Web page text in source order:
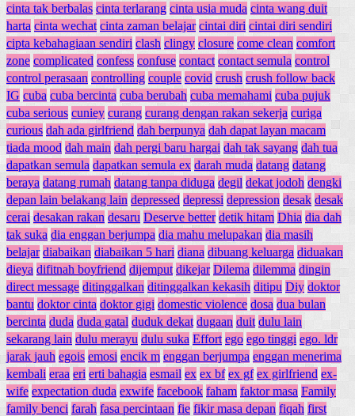
cinta tak berbalas cinta terlarang cinta usia muda cinta wang duit
harta cinta wechat cinta zaman belajar cintai diri cintai diri sendiri
cipta kebahagiaan sendiri clash clingy closure come clean comfort
zone complicated confess confuse contact contact semula control
control perasaan controlling couple covid crush crush follow back
IG cuba cuba bercinta cuba berubah cuba memahami cuba pujuk
cuba serious cuniey curang curang dengan rakan sekerja curiga
curious dah ada girlfriend dah berpunya dah dapat layan macam
tiada mood dah main dah pergi baru hargai dah tak sayang dah tua
dapatkan semula dapatkan semula ex darah muda datang datang
beraya datang rumah datang tanpa diduga degil dekat jodoh dengki
depan lain belakang lain depressed depressi depression desak desak
cerai desakan rakan desaru Deserve better detik hitam Dhia dia dah
tak suka dia enggan berjumpa dia mahu melupakan dia masih
belajar diabaikan diabaikan 5 hari diana dibuang keluarga diduakan
dieya difitnah boyfriend dijemput dikejar Dilema dilemma dingin
direct message ditinggalkan ditinggalkan kekasih ditipu Diy doktor
bantu doktor cinta doktor gigi domestic violence dosa dua bulan
bercinta duda duda gatal duduk dekat dugaan duit dulu lain
sekarang lain dulu merayu dulu suka Effort ego ego tinggi ego. ldr
jarak jauh egois emosi encik m enggan berjumpa enggan menerima
kembali eraa eri erti bahagia esmail ex ex bf ex gf ex girlfriend ex-
wife expectation duda exwife facebook faham faktor masa Family
family benci farah fasa percintaan fie fikir masa depan fiqah first